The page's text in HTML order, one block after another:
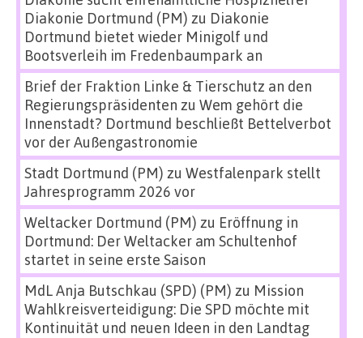
Diakonie Dortmund (PM) zu Diakonie
Dortmund bietet wieder Minigolf und
Bootsverleih im Fredenbaumpark an
Brief der Fraktion Linke & Tierschutz an den
Regierungspräsidenten zu Wem gehört die
Innenstadt? Dortmund beschließt Bettelverbot
vor der Außengastronomie
Stadt Dortmund (PM) zu Westfalenpark stellt
Jahresprogramm 2026 vor
Weltacker Dortmund (PM) zu Eröffnung in
Dortmund: Der Weltacker am Schultenhof
startet in seine erste Saison
MdL Anja Butschkau (SPD) (PM) zu Mission
Wahlkreisverteidigung: Die SPD möchte mit
Kontinuität und neuen Ideen in den Landtag